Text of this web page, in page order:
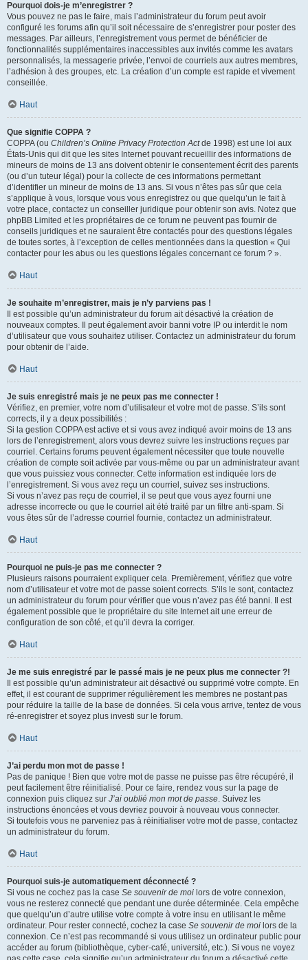
Pourquoi dois-je m’enregistrer ?
Vous pouvez ne pas le faire, mais l’administrateur du forum peut avoir
configuré les forums afin qu’il soit nécessaire de s’enregistrer pour poster des
messages. Par ailleurs, l’enregistrement vous permet de bénéficier de
fonctionnalités supplémentaires inaccessibles aux invités comme les avatars
personnalisés, la messagerie privée, l’envoi de courriels aux autres membres,
l’adhésion à des groupes, etc. La création d’un compte est rapide et vivement
conseillée.
Haut
Que signifie COPPA ?
COPPA (ou Children’s Online Privacy Protection Actde 1998) est une loi aux
États-Unis qui dit que les sites Internet pouvant recueillir des informations de
mineurs de moins de 13 ans doivent obtenir le consentement écrit des parents
(ou d’un tuteur légal) pour la collecte de ces informations permettant
d’identifier un mineur de moins de 13 ans. Si vous n’êtes pas sûr que cela
s’applique à vous, lorsque vous vous enregistrez ou que quelqu’un le fait à
votre place, contactez un conseiller juridique pour obtenir son avis. Notez que
phpBB Limited et les propriétaires de ce forum ne peuvent pas fournir de
conseils juridiques et ne sauraient être contactés pour des questions légales
de toutes sortes, à l’exception de celles mentionnées dans la question « Qui
contacter pour les abus ou les questions légales concernant ce forum ? ».
Haut
Je souhaite m’enregistrer, mais je n’y parviens pas !
Il est possible qu’un administrateur du forum ait désactivé la création de
nouveaux comptes. Il peut également avoir banni votre IP ou interdit le nom
d’utilisateur que vous souhaitez utiliser. Contactez un administrateur du forum
pour obtenir de l’aide.
Haut
Je suis enregistré mais je ne peux pas me connecter !
Vérifiez, en premier, votre nom d’utilisateur et votre mot de passe. S’ils sont
corrects, il y a deux possibilités :
Si la gestion COPPA est active et si vous avez indiqué avoir moins de 13 ans
lors de l’enregistrement, alors vous devrez suivre les instructions reçues par
courriel. Certains forums peuvent également nécessiter que toute nouvelle
création de compte soit activée par vous-même ou par un administrateur avant
que vous puissiez vous connecter. Cette information est indiquée lors de
l’enregistrement. Si vous avez reçu un courriel, suivez ses instructions.
Si vous n’avez pas reçu de courriel, il se peut que vous ayez fourni une
adresse incorrecte ou que le courriel ait été traité par un filtre anti-spam. Si
vous êtes sûr de l’adresse courriel fournie, contactez un administrateur.
Haut
Pourquoi ne puis-je pas me connecter ?
Plusieurs raisons pourraient expliquer cela. Premièrement, vérifiez que votre
nom d’utilisateur et votre mot de passe soient corrects. S’ils le sont, contactez
un administrateur du forum pour vérifier que vous n’avez pas été banni. Il est
également possible que le propriétaire du site Internet ait une erreur de
configuration de son côté, et qu’il devra la corriger.
Haut
Je me suis enregistré par le passé mais je ne peux plus me connecter ?!
Il est possible qu’un administrateur ait désactivé ou supprimé votre compte. En
effet, il est courant de supprimer régulièrement les membres ne postant pas
pour réduire la taille de la base de données. Si cela vous arrive, tentez de vous
ré-enregistrer et soyez plus investi sur le forum.
Haut
J’ai perdu mon mot de passe !
Pas de panique ! Bien que votre mot de passe ne puisse pas être récupéré, il
peut facilement être réinitialisé. Pour ce faire, rendez vous sur la page de
connexion puis cliquez sur J’ai oublié mon mot de passe. Suivez les
instructions énoncées et vous devriez pouvoir à nouveau vous connecter.
Si toutefois vous ne parveniez pas à réinitialiser votre mot de passe, contactez
un administrateur du forum.
Haut
Pourquoi suis-je automatiquement déconnecté ?
Si vous ne cochez pas la case Se souvenir de moi lors de votre connexion,
vous ne resterez connecté que pendant une durée déterminée. Cela empêche
que quelqu’un d’autre utilise votre compte à votre insu en utilisant le même
ordinateur. Pour rester connecté, cochez la case Se souvenir de moi lors de la
connexion. Ce n’est pas recommandé si vous utilisez un ordinateur public pour
accéder au forum (bibliothèque, cyber-café, université, etc.). Si vous ne voyez